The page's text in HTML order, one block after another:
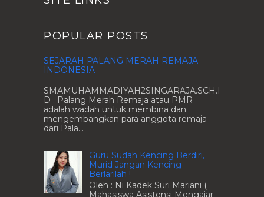
POPULAR POSTS
SEJARAH PALANG MERAH REMAJA
INDONESIA
SMAMUHAMMADIYAH2SINGARAJA.SCH.I
D . Palang Merah Remaja atau PMR
adalah wadah untuk membina dan
mengembangkan para anggota remaja
dari Pala...
Guru Sudah Kencing Berdiri,
Murid Jangan Kencing
Berlarilah !
Oleh : Ni Kadek Suri Mariani (
Mahasiswa Asistensi Mengajar